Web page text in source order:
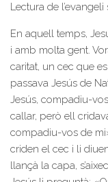
Lectura de
En aquell temps,
i amb molta gent.
caritat, un cec que
passava Jesús de
Jesús, compadiu-
callar, però ell
compadiu-vos de
criden el cec i li
llançà la capa,